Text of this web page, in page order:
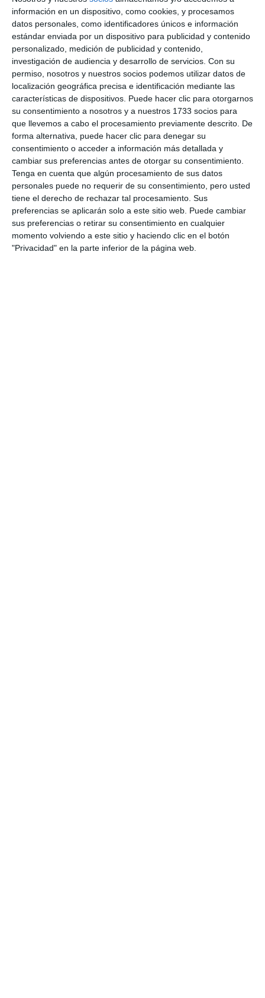
información en un dispositivo, como cookies, y procesamos
datos personales, como identificadores únicos e información
estándar enviada por un dispositivo para publicidad y contenido
personalizado, medición de publicidad y contenido,
investigación de audiencia y desarrollo de servicios. Con su
permiso, nosotros y nuestros socios podemos utilizar datos de
localización geográfica precisa e identificación mediante las
características de dispositivos. Puede hacer clic para otorgarnos
su consentimiento a nosotros y a nuestros 1733 socios para
que llevemos a cabo el procesamiento previamente descrito. De
forma alternativa, puede hacer clic para denegar su
consentimiento o acceder a información más detallada y
cambiar sus preferencias antes de otorgar su consentimiento.
Tenga en cuenta que algún procesamiento de sus datos
personales puede no requerir de su consentimiento, pero usted
tiene el derecho de rechazar tal procesamiento. Sus
preferencias se aplicarán solo a este sitio web. Puede cambiar
sus preferencias o retirar su consentimiento en cualquier
momento volviendo a este sitio y haciendo clic en el botón
"Privacidad" en la parte inferior de la página web.